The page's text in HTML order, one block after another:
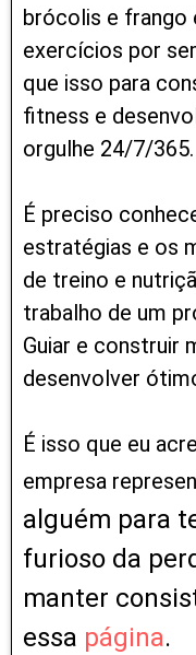
brócolis e frango
exercícios por
que isso para
fitness e
orgulhe 24/7/365.
É preciso
estratégias e os
de treino e
trabalho de um
Guiar e construir
desenvolver
É isso que eu
empresa
alguém para
furioso da
manter
essa página.